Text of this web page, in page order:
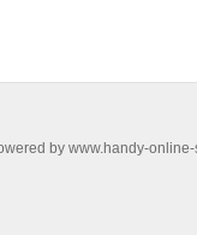
by www.handy-